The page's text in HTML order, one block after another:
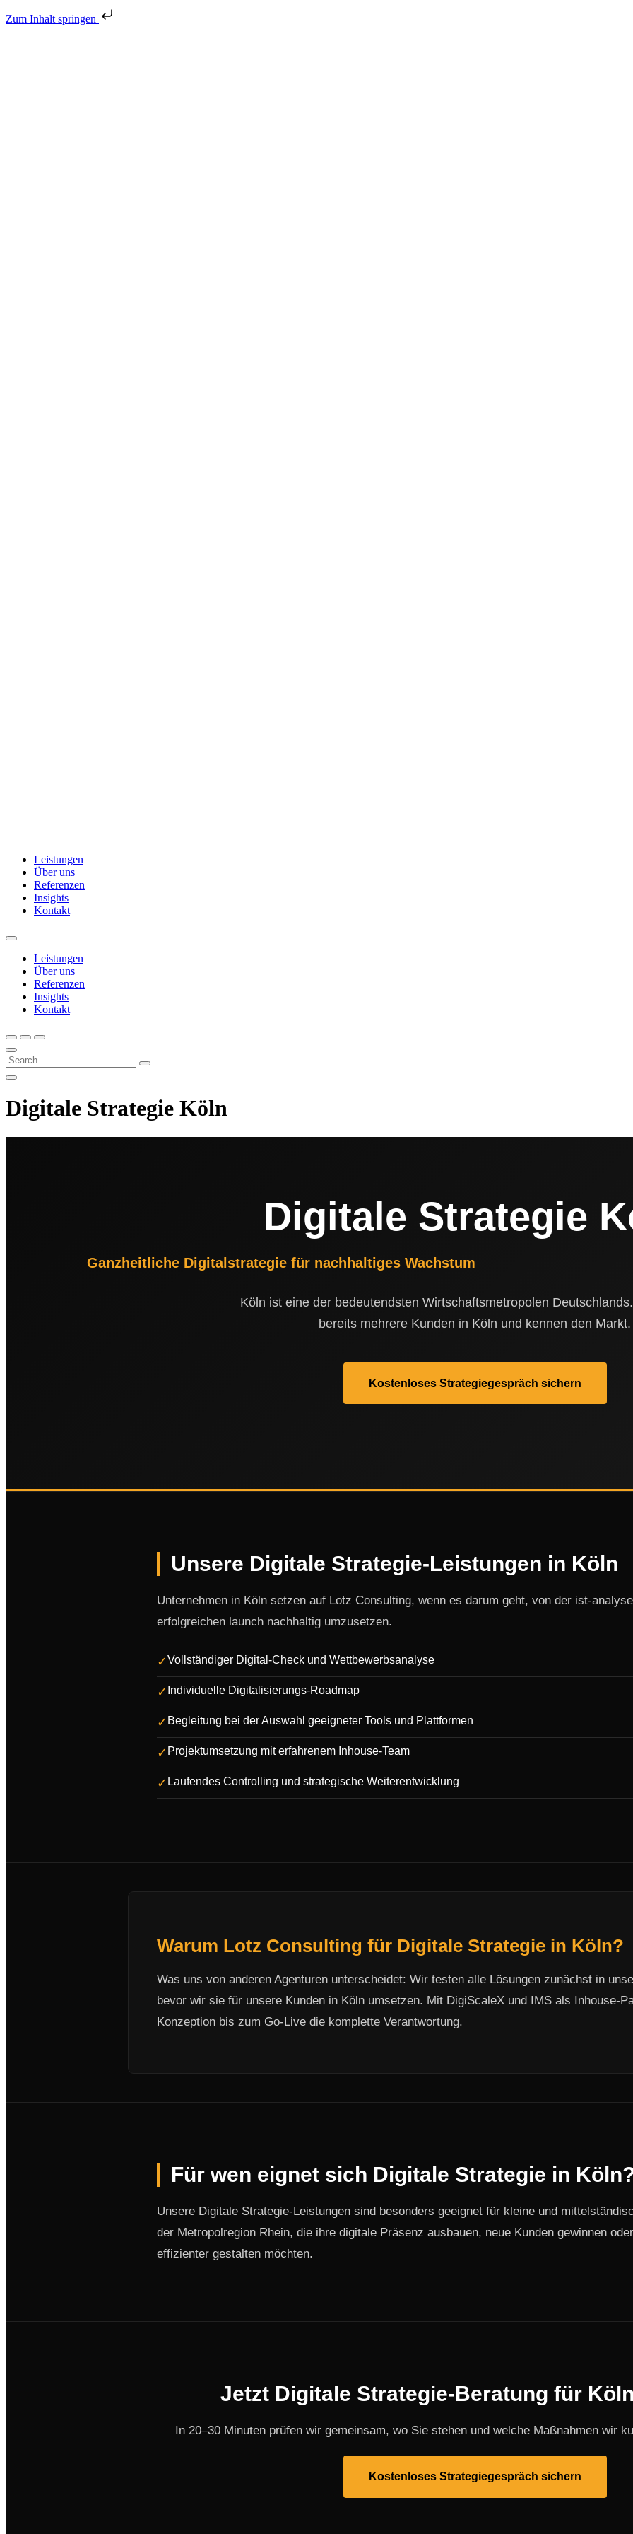
Zum Inhalt springen
Leistungen
Über uns
Referenzen
Insights
Kontakt
Leistungen
Über uns
Referenzen
Insights
Kontakt
Digitale Strategie Köln
Digitale Strategie
Ganzheitliche Digitalstrategie für nachhaltiges Wachstum
Köln ist eine der bedeutendsten Wirtschaftsmetropolen
bereits mehrere Kunden in Köln und kennen den Markt.
Kostenloses Strategiegespräch sichern
Unsere Digitale Strategie-Leistungen in Köln
Unternehmen in Köln setzen auf Lotz Consulting, wenn es darum geht, von der ist-
erfolgreichen launch nachhaltig umzusetzen.
✓Vollständiger Digital-Check und Wettbewerbsanalyse
✓ Individuelle Digitalisierungs-Roadmap
✓ Begleitung bei der Auswahl geeigneter Tools und Plattformen
✓ Projektumsetzung mit erfahrenem Inhouse-Team
✓ Laufendes Controlling und strategische Weiterentwicklung
Warum Lotz Consulting für Digitale Strategie in Köln?
Was uns von anderen Agenturen unterscheidet: Wir testen alle Lösungen zunächst in
bevor wir sie für unsere Kunden in Köln umsetzen. Mit DigiScaleX und IMS als Inhouse-
Konzeption bis zum Go-Live die komplette Verantwortung.
Für wen eignet sich Digitale Strategie in
Unsere Digitale Strategie-Leistungen sind besonders geeignet für kleine und
der Metropolregion Rhein, die ihre digitale Präsenz ausbauen, neue Kunden gewinnen
effizienter gestalten möchten.
Jetzt Digitale Strategie-Beratung für
In 20–30 Minuten prüfen wir gemeinsam, wo Sie stehen und welche Maßnahmen wir
Kostenloses Strategiegespräch sichern